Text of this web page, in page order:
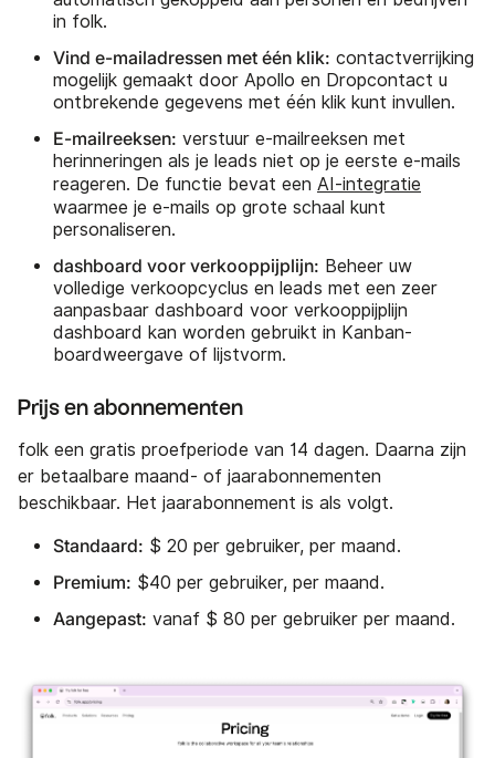
in folk.
Vind e-mailadressen met één klik: contactverrijking
mogelijk gemaakt door Apollo en Dropcontact u
ontbrekende gegevens met één klik kunt invullen.
E-mailreeksen: verstuur e-mailreeksen met
herinneringen als je leads niet op je eerste e-mails
reageren. De functie bevat een AI-integratie
waarmee je e-mails op grote schaal kunt
personaliseren.
dashboard voor verkooppijplijn: Beheer uw
volledige verkoopcyclus en leads met een zeer
aanpasbaar dashboard voor verkooppijplijn
dashboard kan worden gebruikt in Kanban-
boardweergave of lijstvorm.
Prijs en abonnementen
folk een gratis proefperiode van 14 dagen. Daarna zijn
er betaalbare maand- of jaarabonnementen
beschikbaar. Het jaarabonnement is als volgt.
Standaard: $ 20 per gebruiker, per maand.
Premium: $40 per gebruiker, per maand.
Aangepast: vanaf $ 80 per gebruiker per maand.